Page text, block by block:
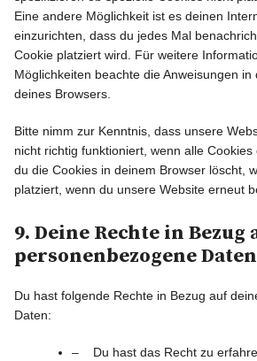
Eine andere Möglichkeit ist es deinen
einzurichten, dass du jedes Mal
Cookie platziert wird. Für weitere
Möglichkeiten beachte die Anweisungen in
deines Browsers.
Bitte nimm zur Kenntnis, dass unsere
nicht richtig funktioniert, wenn alle
du die Cookies in deinem Browser löscht,
platziert, wenn du unsere Website erneut
9. Deine Rechte in Bezug
personenbezogene Daten
Du hast folgende Rechte in Bezug auf
Daten:
Du hast das Recht zu